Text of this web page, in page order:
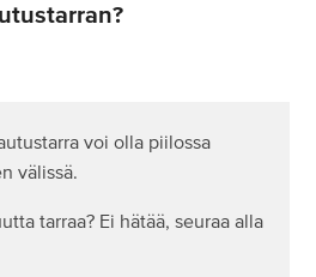
vahingossa väärän
jos ostotili tai -kortti on
voi olla piilossa
välissä.
tarraa? Ei hätää, seuraa alla